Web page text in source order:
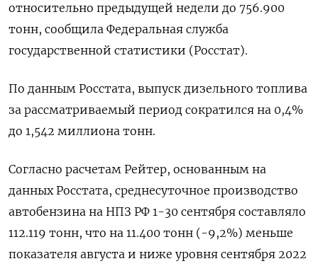
относительно предыдущей недели до 756.900
тонн, сообщила Федеральная служба
государственной статистики (Росстат).
По данным Росстата, выпуск дизельного топлива
за рассматриваемый период сократился на 0,4%
до 1,542 миллиона тонн.
Согласно расчетам Рейтер, основанным на
данных Росстата, среднесуточное производство
автобензина на НПЗ РФ 1-30 сентября составляло
112.119 тонн, что на 11.400 тонн (-9,2%) меньше
показателя августа и ниже уровня сентября 2022